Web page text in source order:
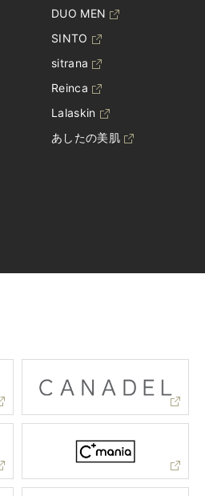
DUO MEN
SINTO
sitrana
Reinca
Lalaskin
あしたの美肌